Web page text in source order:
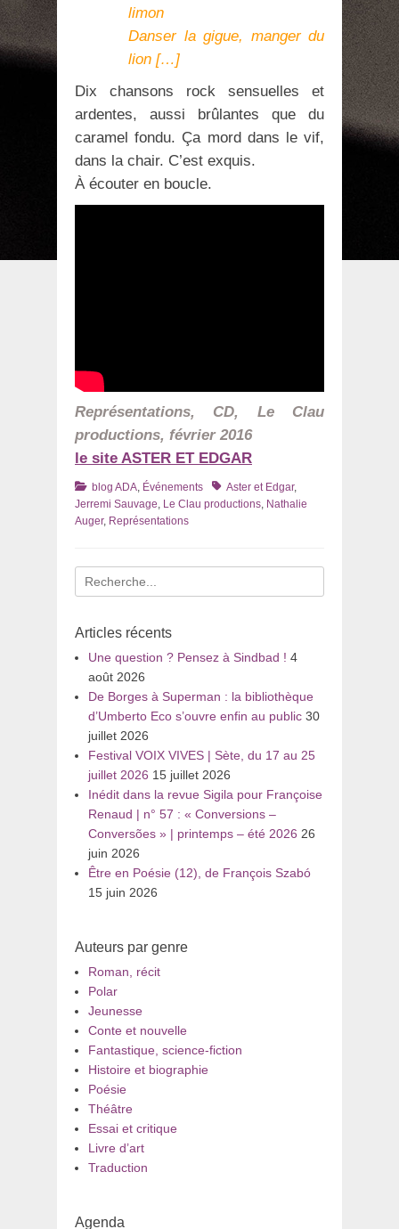
limon
Danser la gigue, manger du
lion […]
Dix chansons rock sensuelles et
ardentes, aussi brûlantes que du
caramel fondu. Ça mord dans le vif,
dans la chair. C’est exquis.
À écouter en boucle.
Représentations, CD, Le Clau
productions, février 2016
le site ASTER ET EDGAR
Catégories
blog ADA, Événements TagsAster et Edgar,
Jerremi Sauvage, Le Clau productions, Nathalie
Auger, Représentations
Recherche
pour
Articles récents
Une question ? Pensez à Sindbad ! 4
août 2026
De Borges à Superman : la bibliothèque
d’Umberto Eco s’ouvre enfin au public 30
juillet 2026
Festival VOIX VIVES | Sète, du 17 au 25
juillet 2026 15 juillet 2026
Inédit dans la revue Sigila pour Françoise
Renaud | n° 57 : « Conversions –
Conversões » | printemps – été 2026 26
juin 2026
Être en Poésie (12), de François Szabó
15 juin 2026
Auteurs par genre
Roman, récit
Polar
Jeunesse
Conte et nouvelle
Fantastique, science-fiction
Histoire et biographie
Poésie
Théâtre
Essai et critique
Livre d’art
Traduction
Agenda